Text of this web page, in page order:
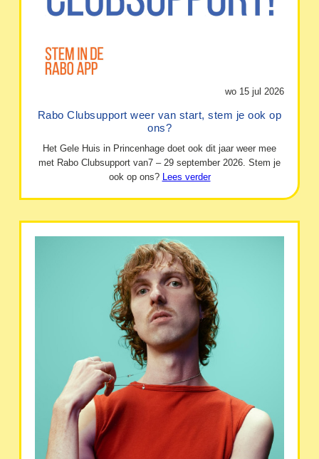
wo 15 jul 2026
Rabo Clubsupport weer van start, stem je ook op
ons?
Het Gele Huis in Princenhage doet ook dit jaar weer mee
met Rabo Clubsupport van7 – 29 september 2026. Stem je
ook op ons? Lees verder